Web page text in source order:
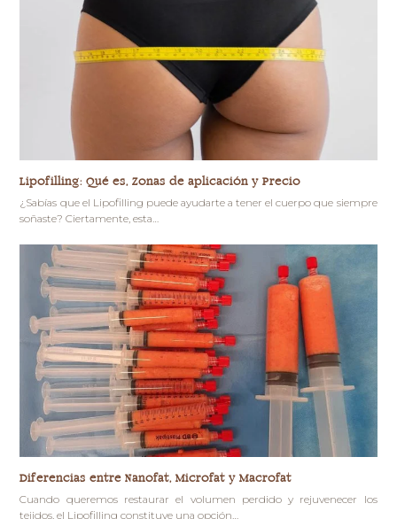
Lipofilling: Qué es, Zonas de aplicación y Precio
¿Sabías que el Lipofilling puede ayudarte a tener el cuerpo que siempre
soñaste? Ciertamente, esta…
Diferencias entre Nanofat, Microfat y Macrofat
Cuando queremos restaurar el volumen perdido y rejuvenecer los
tejidos, el Lipofilling constituye una opción…